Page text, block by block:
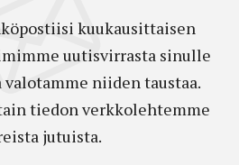
kuukausittaisen
uutisvirrasta sinulle
niiden taustaa.
tiedon verkkolehtemme
jutuista.